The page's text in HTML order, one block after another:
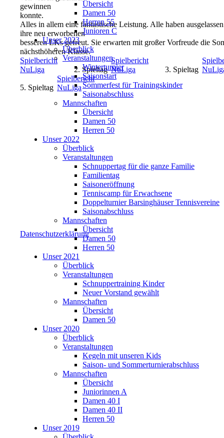
Datenschutzerklärung
gewinnen
konnte.
Alles in allem eine fantastische Leistung. Alle haben
ihre neu erworbenen
besseren LKs gefreut. Sie erwarten mit großer Vorfreude die
nächsthöheren Klasse.
Spielbericht
NuLiga
2. Spieltag
Spielbericht
NuLiga
3. Spieltag
5. Spieltag
Spielbericht
NuLiga
Übersicht
Damen 50
Herren 55
Junioren C
Unser 2023
Überblick
Veranstaltungen
Winterturnier
Saisonstart
Sommerfest für Trainingskinder
Saisonabschluss
Mannschaften
Übersicht
Damen 50
Herren 50
Unser 2022
Überblick
Veranstaltungen
Schnuppertag für die ganze Familie
Familientag
Saisoneröffnung
Tenniscamp für Erwachsene
Doppelturnier Barsinghäuser Tennisvereine
Saisonabschluss
Mannschaften
Übersicht
Damen 50
Herren 50
Unser 2021
Überblick
Veranstaltungen
Schnuppertraining Kinder
Neuer Vorstand gewählt
Mannschaften
Übersicht
Damen 50
Unser 2020
Überblick
Veranstaltungen
Kegeln mit unseren Kids
Saison- und Sommerturnierabschluss
Mannschaften
Übersicht
Juniorinnen A
Damen 40 I
Damen 40 II
Herren 50
Unser 2019